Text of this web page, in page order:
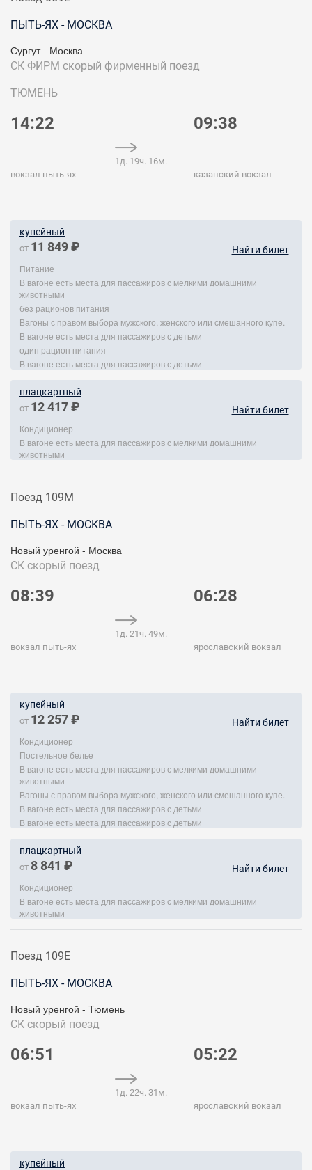
ПЫТЬ-ЯХ - МОСКВА
Сургут - Москва
СК ФИРМ скорый фирменный поезд
ТЮМЕНЬ
14:22
вокзал пыть-ях
1д. 19ч. 16м.
09:38
казанский вокзал
купейный
от 11 849 ₽ Найти билет
Питание
В вагоне есть места для пассажиров с мелкими домашними
животными
без рационов питания
Вагоны с правом выбора мужского, женского или смешанного купе.
В вагоне есть места для пассажиров с детьми
один рацион питания
В вагоне есть места для пассажиров с детьми
плацкартный
от 12 417 ₽ Найти билет
Кондиционер
В вагоне есть места для пассажиров с мелкими домашними
животными
Поезд 109М
ПЫТЬ-ЯХ - МОСКВА
Новый уренгой - Москва
СК скорый поезд
08:39
вокзал пыть-ях
1д. 21ч. 49м.
06:28
ярославский вокзал
купейный
от 12 257 ₽ Найти билет
Кондиционер
Постельное белье
В вагоне есть места для пассажиров с мелкими домашними
животными
Вагоны с правом выбора мужского, женского или смешанного купе.
В вагоне есть места для пассажиров с детьми
В вагоне есть места для пассажиров с детьми
плацкартный
от 8 841 ₽ Найти билет
Кондиционер
В вагоне есть места для пассажиров с мелкими домашними
животными
Поезд 109Е
ПЫТЬ-ЯХ - МОСКВА
Новый уренгой - Тюмень
СК скорый поезд
06:51
вокзал пыть-ях
1д. 22ч. 31м.
05:22
ярославский вокзал
купейный